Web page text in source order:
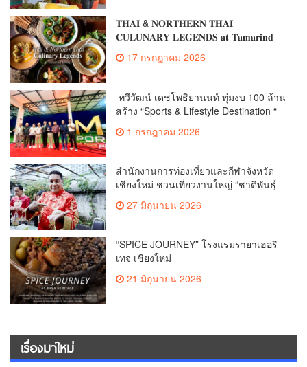
𝐓𝐇𝐀𝚰 & 𝐍𝐎𝐑𝐓𝐇𝐄𝐑𝐍 𝐓𝐇𝐀𝚰
𝐂𝐔𝐋𝐔𝐍𝐀𝐑𝐘 𝐋𝐄𝐆𝐄𝐍𝐃𝐒 𝐚𝐭 𝐓𝐚𝐦𝐚𝐫𝐢𝐧𝐝
𝐕𝐢𝐥𝐥𝐚𝐠𝐞17 กรกฎาคม 2026
ทวีวัฒน์ เดชโพธิยานนท์ ทุ่มงบ 100 ล้าน
สร้าง “Sports & Lifestyle Destination “
1 กรกฎาคม 2026
สำนักงานการท่องเที่ยวและกีฬาจังหวัด
เชียงใหม่ ชวนเที่ยวงานใหญ่ “ชาติพันธุ์
สีสันแห่งล้านนา” (Ethnic Lanna Festival
2026) 3-5 ก.ค. นี้
27 มิถุนายน 2026
“SPICE JOURNEY” โรงแรมรายาเฮอริ
เทจ เชียงใหม่
21 มิถุนายน 2026
เรื่องมาใหม่